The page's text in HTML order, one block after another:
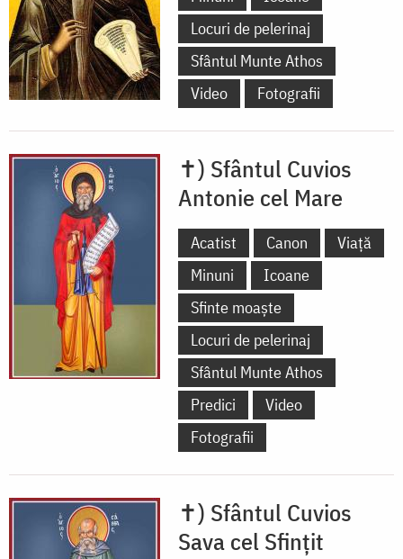
Locuri de pelerinaj
Sfântul Munte Athos
Video
Fotografii
✝) Sfântul Cuvios
Antonie cel Mare
Acatist Canon
Viață
Minuni
Icoane
Sfinte moaște
Locuri de pelerinaj
Sfântul Munte Athos
Predici
Video
Fotografii
✝) Sfântul Cuvios
Sava cel Sfințit